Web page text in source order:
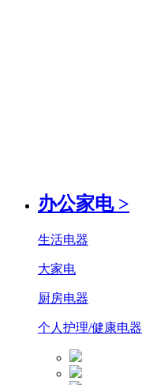
办公家电 >
生活电器
大家电
厨房电器
个人护理/健康电器